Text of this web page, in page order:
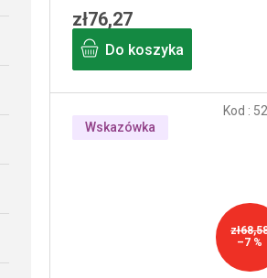
w
zł76,27
Do koszyka
Wskazówka
–7 %
Kod :